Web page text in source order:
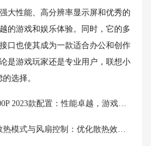
大性能、高分辨率显示屏和优秀的
的游戏和娱乐体验。同时，它的多
口也使其成为一款适合办公和创作
是游戏玩家还是专业用户，联想小
选择。
2023款配置：性能卓越，游戏新体验
式与风扇控制：优化散热效果，提升性能